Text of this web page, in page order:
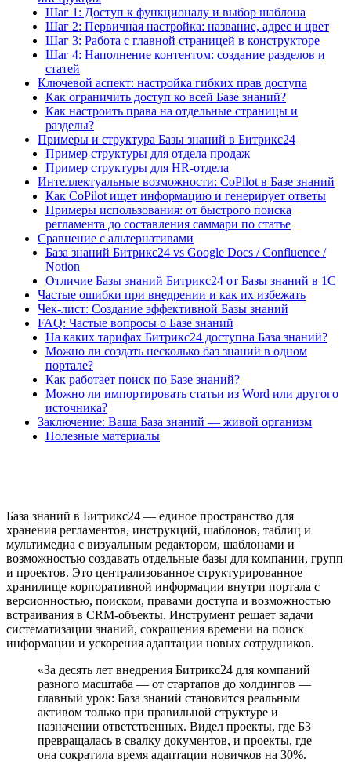
Шаг 1: Доступ к функционалу и выбор шаблона
Шаг 2: Первичная настройка: название, адрес и цвет
Шаг 3: Работа с главной страницей в конструкторе
Шаг 4: Наполнение контентом: создание разделов и
статей
Ключевой аспект: настройка гибких прав доступа
Как ограничить доступ ко всей Базе знаний?
Как настроить права на отдельные страницы и
разделы?
Примеры и структура Базы знаний в Битрикс24
Пример структуры для отдела продаж
Пример структуры для HR-отдела
Интеллектуальные возможности: CoPilot в Базе знаний
Как CoPilot ищет информацию и генерирует ответы
Примеры использования: от быстрого поиска
регламента до составления саммари по статье
Сравнение с альтернативами
База знаний Битрикс24 vs Google Docs / Confluence /
Notion
Отличие Базы знаний Битрикс24 от Базы знаний в 1С
Частые ошибки при внедрении и как их избежать
Чек-лист: Создание эффективной Базы знаний
FAQ: Частые вопросы о Базе знаний
На каких тарифах Битрикс24 доступна База знаний?
Можно ли создать несколько баз знаний в одном
портале?
Как работает поиск по Базе знаний?
Можно ли импортировать статьи из Word или другого
источника?
Заключение: Ваша База знаний — живой организм
Полезные материалы
База знаний в Битрикс24 — единое пространство для
хранения регламентов, инструкций, шаблонов, таблиц и
мультимедиа с визуальным редактором, шаблонами и
возможностью создавать отдельные базы для компании, групп
и проектов. Это централизованное структурированное
хранилище корпоративной информации внутри портала с
версионностью, поиском, правами доступа и возможностью
встраивания в CRM-объекты. Инструмент решает задачи
систематизации знаний, сокращения времени на поиск
информации и ускорения адаптации новых сотрудников.
«За десять лет внедрения Битрикс24 для компаний
разного масштаба — от стартапов до холдингов —
главный урок: База знаний становится реальным
активом только при правильной структуре и
назначении ответственных. Видел проекты, где БЗ
превращалась в свалку документов, и проекты, где
она сократила время адаптации новичков на 30%.